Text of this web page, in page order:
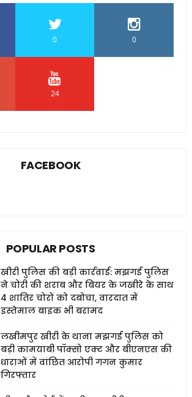
0 0
24
FACEBOOK
POPULAR POSTS
खीरी पुलिस की बड़ी कार्रवाई: मझगई पुलिस
ने चोरी की शराब और बियर के जखीरे के साथ
4 शातिर चोरों को दबोचा, वारदात में
इस्तेमाल बाइक भी बरामद
लखीमपुर खीरी के थाना मझगई पुलिस को
बड़ी कामयाबी पॉक्सो एक्ट और बीएनएस की
धाराओं में वांछित आरोपी गगन कुमार
गिरफ्तार